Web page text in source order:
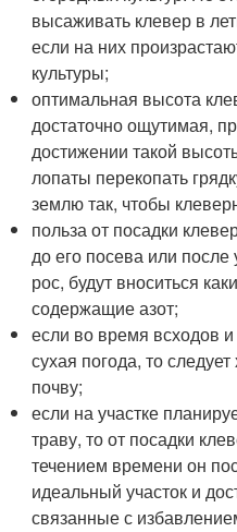
высаживать клевер в
если на них
культуры;
оптимальная высота
достаточно ощутимая,
достижении такой
лопаты перекопать
землю так, чтобы
польза от посадки
до его посева или после
рос, будут вноситься
содержащие азот;
если во время всходов
сухая погода, то
почву;
если на участке
траву, то от посадки
течением времени он
идеальный участок и
связанные с